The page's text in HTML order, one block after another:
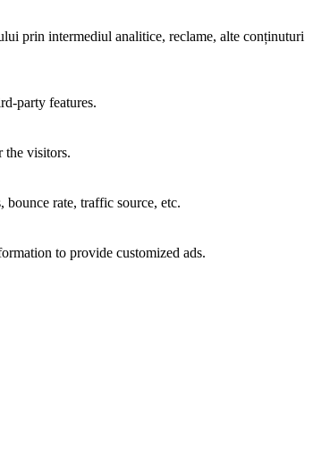
prin intermediul analitice, reclame, alte conținuturi
party features.
the visitors.
rate, traffic source, etc.
to provide customized ads.